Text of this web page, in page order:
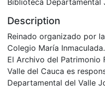
Description
Reinado organizado por
Colegio María
El Archivo del
Valle del Cauca es
Departamental del Valle